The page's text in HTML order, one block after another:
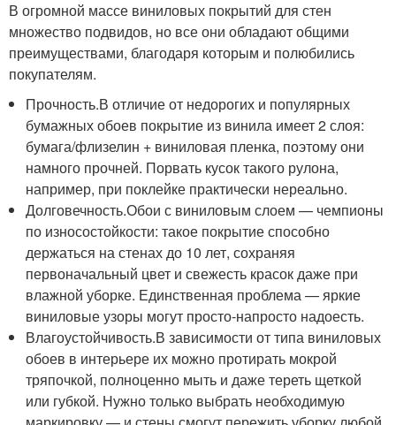
В огромной массе виниловых покрытий для стен
множество подвидов, но все они обладают общими
преимуществами, благодаря которым и полюбились
покупателям.
Прочность.В отличие от недорогих и популярных
бумажных обоев покрытие из винила имеет 2 слоя:
бумага/флизелин + виниловая пленка, поэтому они
намного прочней. Порвать кусок такого рулона,
например, при поклейке практически нереально.
Долговечность.Обои с виниловым слоем — чемпионы
по износостойкости: такое покрытие способно
держаться на стенах до 10 лет, сохраняя
первоначальный цвет и свежесть красок даже при
влажной уборке. Единственная проблема — яркие
виниловые узоры могут просто-напросто надоесть.
Влагоустойчивость.В зависимости от типа виниловых
обоев в интерьере их можно протирать мокрой
тряпочкой, полноценно мыть и даже тереть щеткой
или губкой. Нужно только выбрать необходимую